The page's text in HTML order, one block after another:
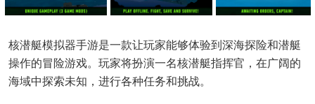
核潜艇模拟器手游是一款让玩家能够体验到深海探险和潜艇
操作的冒险游戏。玩家将扮演一名核潜艇指挥官，在广阔的
海域中探索未知，进行各种任务和挑战。